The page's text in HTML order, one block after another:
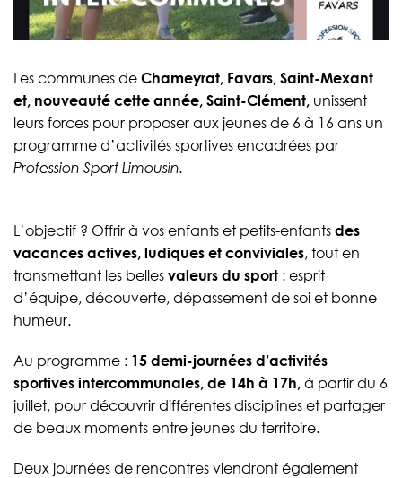
Les communes de Chameyrat, Favars, Saint-Mexant
et, nouveauté cette année, Saint-Clément, unissent
leurs forces pour proposer aux jeunes de 6 à 16 ans un
programme d’activités sportives encadrées par
Profession Sport Limousin.
L’objectif ? Offrir à vos enfants et petits-enfants des
vacances actives, ludiques et conviviales, tout en
transmettant les belles valeurs du sport : esprit
d’équipe, découverte, dépassement de soi et bonne
humeur.
Au programme : 15 demi-journées d’activités
sportives intercommunales, de 14h à 17h, à partir du 6
juillet, pour découvrir différentes disciplines et partager
de beaux moments entre jeunes du territoire.
Deux journées de rencontres viendront également